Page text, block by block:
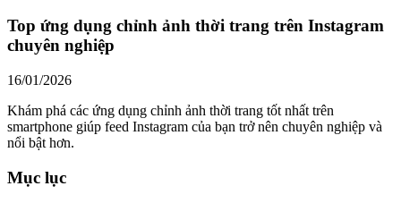
Top ứng dụng chỉnh ảnh thời trang trên Instagram
chuyên nghiệp
16/01/2026
Khám phá các ứng dụng chỉnh ảnh thời trang tốt nhất trên
smartphone giúp feed Instagram của bạn trở nên chuyên nghiệp và
nổi bật hơn.
Mục lục